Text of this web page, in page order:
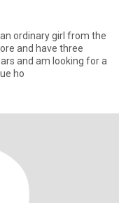
ordinary girl from the
and have three
and am looking for a
ho